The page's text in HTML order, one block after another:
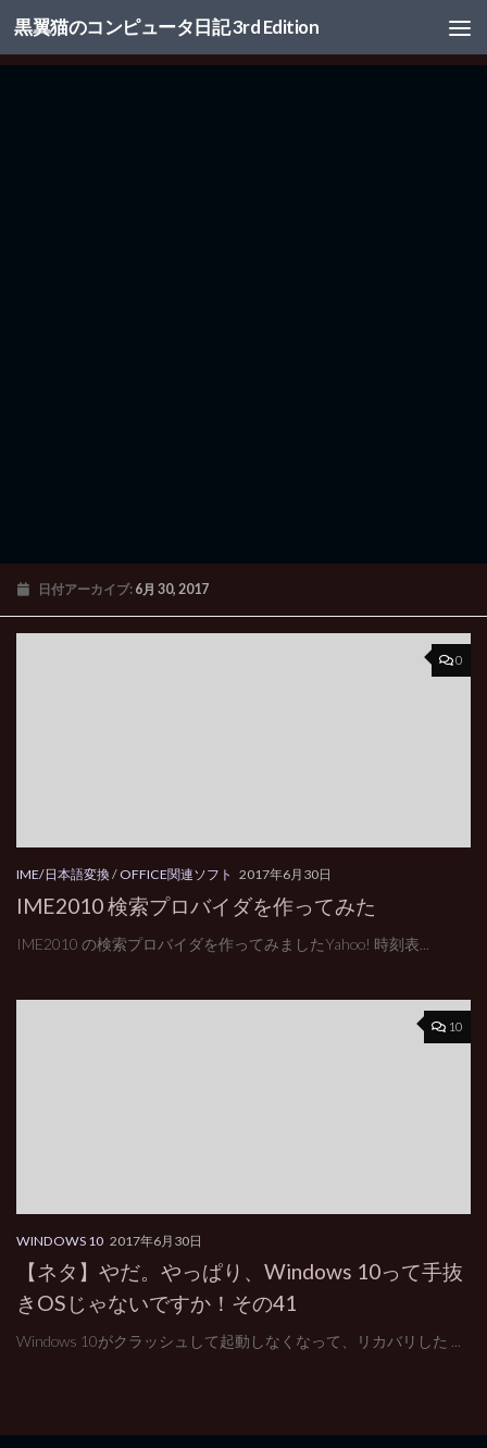
コンテンツへスキップ
黒翼猫のコンピュータ日記 3rd Edition
日付アーカイブ: 6月 30, 2017
0
IME/日本語変換 /OFFICE関連ソフト 2017年6月30日
IME2010 検索プロバイダを作ってみた
IME2010 の検索プロバイダを作ってみましたYahoo! 時刻表...
10
WINDOWS 10 2017年6月30日
【ネタ】やだ。やっぱり、Windows 10って手抜
きOSじゃないですか！その41
Windows 10がクラッシュして起動しなくなって、リカバリした ...